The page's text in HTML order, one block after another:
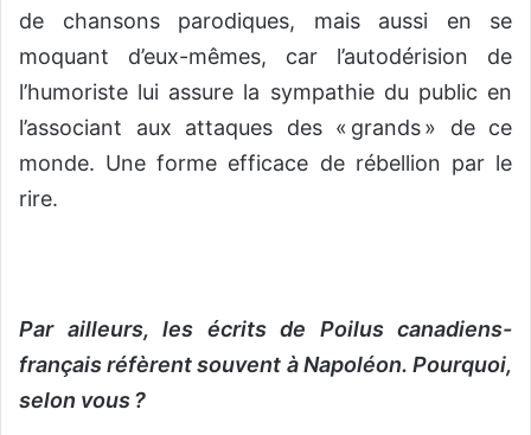
de chansons parodiques, mais aussi en se
moquant d’eux-mêmes, car l’autodérision de
l’humoriste lui assure la sympathie du public en
l’associant aux attaques des « grands » de ce
monde. Une forme efficace de rébellion par le
rire.
Par ailleurs, les écrits de Poilus canadiens-
français réfèrent souvent à Napoléon. Pourquoi,
selon vous ?